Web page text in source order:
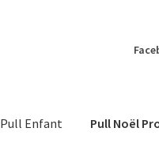
Pull Enfant Pull Noël